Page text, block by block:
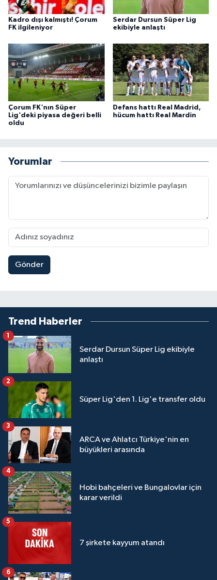
Kadro dışı kalmıştı! Çorum
FK ilgileniyor
Serdar Dursun Süper Lig
ekibiyle anlaştı
Çorum FK'nın Süper
Lig'deki piyasa değeri belli
oldu
Defans hattı Real Madrid,
hücum hattı Real Mardin
Yorumlar
Gönder
Trend Haberler
Serdar Dursun Süper Lig ekibiyle
anlaştı
1
Süper Lig'den 1. Lig'e transfer oldu
2
ARCA ve Ahlatcı Türkiye'nin en
büyükleri arasında
3
Hobi bahçeleri ve Bungalovlar için
karar verildi
4
7 şirkete kayyum atandı
5
6